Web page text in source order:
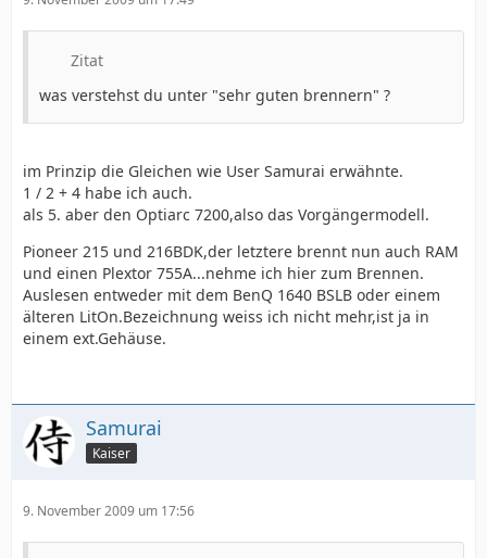
Zitat
was verstehst du unter "sehr guten brennern" ?
im Prinzip die Gleichen wie User Samurai erwähnte.
1 / 2 + 4 habe ich auch.
als 5. aber den Optiarc 7200,also das Vorgängermodell.
Pioneer 215 und 216BDK,der letztere brennt nun auch RAM
und einen Plextor 755A...nehme ich hier zum Brennen.
Auslesen entweder mit dem BenQ 1640 BSLB oder einem
älteren LitOn.Bezeichnung weiss ich nicht mehr,ist ja in
einem ext.Gehäuse.
Samurai
Kaiser
9. November 2009 um 17:56